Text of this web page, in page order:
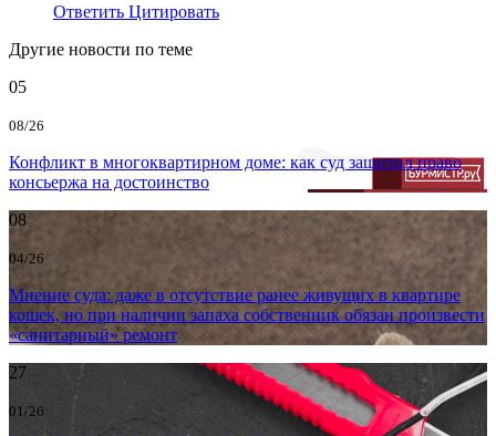
Ответить Цитировать
Другие новости по теме
05
08/26
Конфликт в многоквартирном доме: как суд защитил право
консьержа на достоинство
08
04/26
Мнение суда: даже в отсутствие ранее живущих в квартире
кошек, но при наличии запаха собственник обязан произвести
«санитарный» ремонт
27
01/26